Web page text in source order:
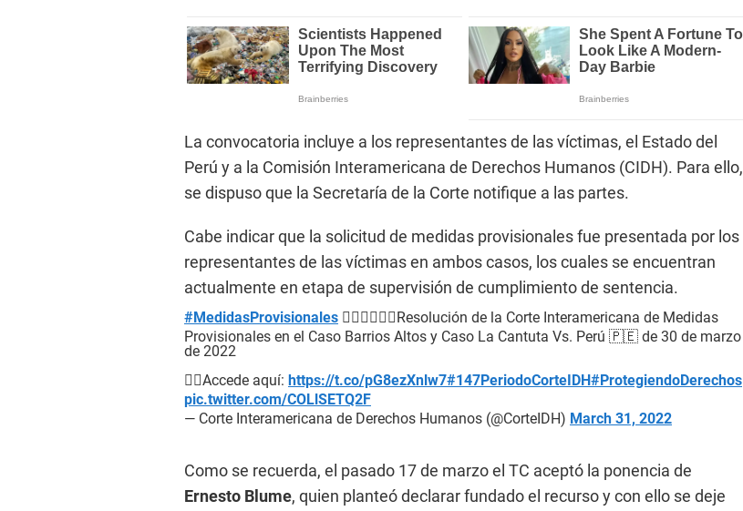
La convocatoria incluye a los representantes de las víctimas, el Estado del
Perú y a la Comisión Interamericana de Derechos Humanos (CIDH). Para ello,
se dispuso que la Secretaría de la Corte notifique a las partes.
Cabe indicar que la solicitud de medidas provisionales fue presentada por los
representantes de las víctimas en ambos casos, los cuales se encuentran
actualmente en etapa de supervisión de cumplimiento de sentencia.
#MedidasProvisionales 👩🏾‍⚖️👨🏿‍⚖️Resolución de la Corte Interamericana de Medidas
Provisionales en el Caso Barrios Altos y Caso La Cantuta Vs. Perú 🇵🇪 de 30 de marzo
de 2022
👉🏽Accede aquí: https://t.co/pG8ezXnlw7#147PeriodoCorteIDH#ProtegiendoDerechos
pic.twitter.com/COLlSETQ2F
— Corte Interamericana de Derechos Humanos (@CorteIDH) March 31, 2022
Como se recuerda, el pasado 17 de marzo el TC aceptó la ponencia de
Ernesto Blume, quien planteó declarar fundado el recurso y con ello se deje